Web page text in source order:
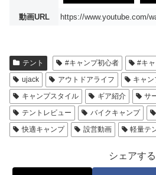
動画URL https://www.youtube.com/
テント #キャンプ初心者 #キ
ujack
アウトドアライフ
キャン
キャンプスタイル
ギア紹介 サ
テントレビュー
バイクキャンプ
快適キャンプ
設営動画 軽量テ
シェアする